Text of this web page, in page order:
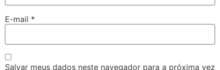
E-mail *
Salvar meus dados neste navegador para a próxima vez